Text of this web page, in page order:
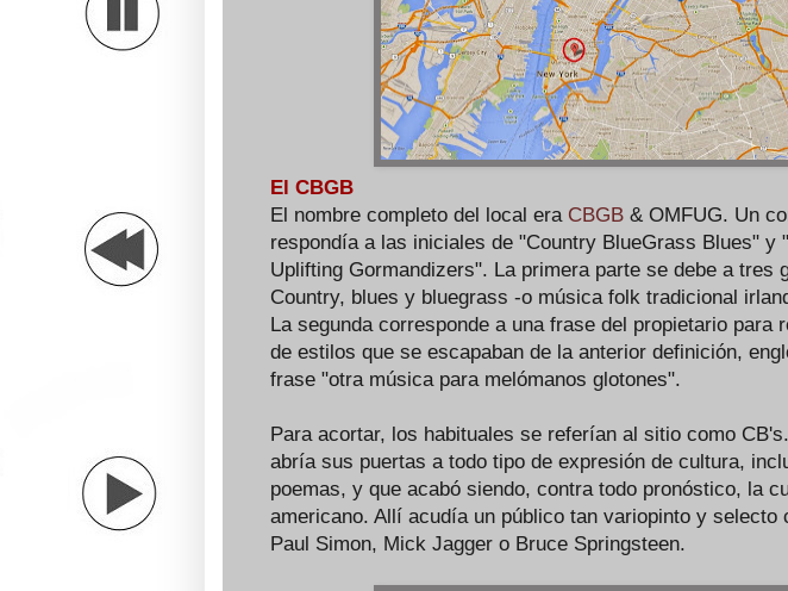
El CBGB
El nombre completo del local era CBGB & OMFUG. Un
respondía a las iniciales de "Country BlueGrass Blues" y
Uplifting Gormandizers". La primera parte se debe a tres
Country, blues y bluegrass -o música folk tradicional
La segunda corresponde a una frase del propietario para
de estilos que se escapaban de la anterior definición,
frase "otra música para melómanos glotones".
Para acortar, los habituales se referían al sitio como
abría sus puertas a todo tipo de expresión de cultura,
poemas, y que acabó siendo, contra todo pronóstico, la
americano. Allí acudía un público tan variopinto y selecto
Paul Simon, Mick Jagger o Bruce Springsteen.